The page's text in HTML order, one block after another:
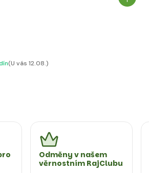
(U vás 12.08.)
Odměny v našem
věrnostním RajClubu